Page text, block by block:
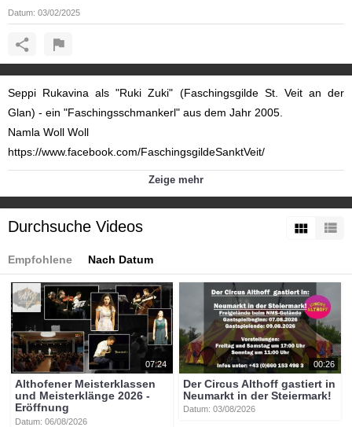
Datum: 03/02/2025
Seppi Rukavina als "Ruki Zuki" (Faschingsgilde St. Veit an der
Glan) - ein "Faschingsschmankerl" aus dem Jahr 2005.
Namla Woll Woll
https://www.facebook.com/FaschingsgildeSanktVeit/
Tags:
Zeige mehr
Durchsuche Videos
Empfohlene Nach Datum
07:24
Althofener Meisterklassen
und Meisterklänge 2026 -
Eröffnung
Datum: 06/08/2026
00:26
Der Circus Althoff gastiert in
Neumarkt in der Steiermark!
Datum: 03/08/2026